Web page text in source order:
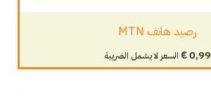
رصيد هاتف MTN
€0,99 السعر لا يشمل الضريبة